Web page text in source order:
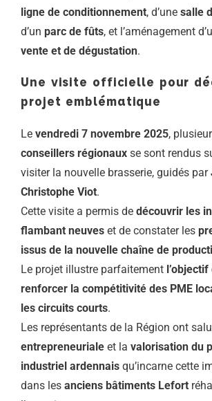
ligne de conditionnement, d’une salle
d’un parc de fûts, et l’aménagement
vente et de dégustation.
Une visite officielle pour
projet emblématique
Le vendredi 7 novembre 2025,
conseillers régionaux se sont rendus
visiter la nouvelle brasserie, guidés par
Christophe Viot.
Cette visite a permis de découvrir les
flambant neuves et de constater les
issus de la nouvelle chaîne de
Le projet illustre parfaitement l’objectif
renforcer la compétitivité des PME
les circuits courts.
Les représentants de la Région ont
entrepreneuriale et la valorisation du
industriel ardennais qu’incarne cette
dans les anciens bâtiments Lefort